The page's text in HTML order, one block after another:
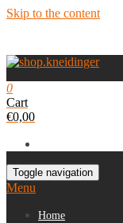
Skip to the content
0
Cart
€0,00
Toggle navigation
Menu
Home